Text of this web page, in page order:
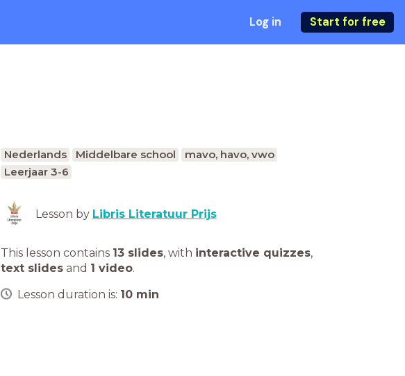
Log in Start for free
Nederlands Middelbare school
mavo, havo, vwo
Leerjaar 3-6
Lesson by Libris Literatuur Prijs
This lesson contains 13 slides, with interactive quizzes,
text slides and 1 video.
Lesson duration is: 10 min